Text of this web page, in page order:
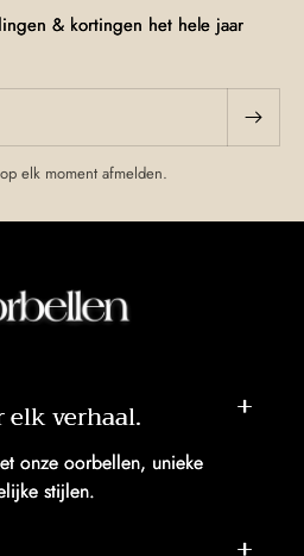
& kortingen het hele jaar
elk moment afmelden.
elk verhaal.
onze oorbellen, unieke
stijlen.